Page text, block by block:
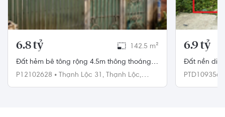
6.8 tỷ 142.5 m²
Đất hẻm bê tông rộng 4.5m thông thoáng,
diện tích 7.5m x 19m rộng thoáng.
P12102628 • Thạnh Lộc 31, Thạnh Lộc,
6.9 tỷ
Đất nền
Nam, khu
PTD109356